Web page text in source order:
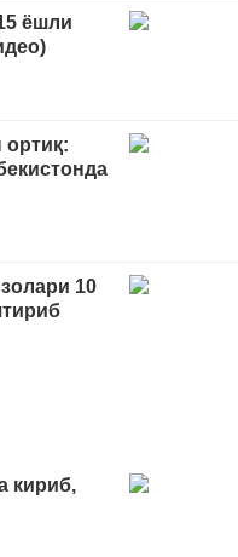
ёшли
ортиқ:
10
кириб,